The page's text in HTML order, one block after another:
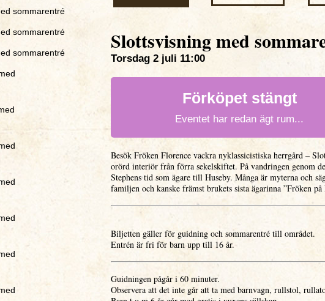
sommarentré
sommarentré
sommarentré Slottsvisning med
Torsdag 2 juli 11:00
Förköpet stängt
Eventet har redan ägt rum...
Besök Fröken Florence vackra nyklassicistiska herrgård –
orörd interiör från förra sekelskiftet. På vandringen genom
Stephens tid som ägare till Huseby. Många är myterna och
familjen och kanske främst brukets sista ägarinna ”Fröken
Biljetten gäller för guidning och sommarentré till området.
Entrén är fri för barn upp till 16 år.
Guidningen pågår i 60 minuter.
Observera att det inte går att ta med barnvagn, rullstol,